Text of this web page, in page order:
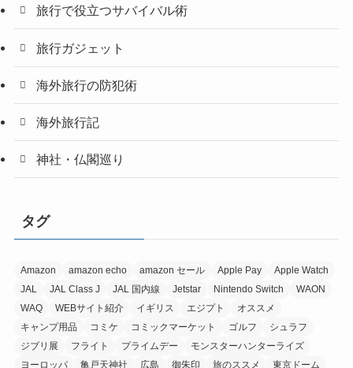
旅行で役立つサバイバル術
旅行ガジェット
海外旅行の防犯術
海外旅行記
神社・仏閣巡り
タグ
Amazon amazon echo amazon セール Apple Pay
Apple Watch
JAL
JAL Class J JAL 国内線 Jetstar Nintendo Switch
WAON
WAQ
WEBサイト紹介 イギリス エジプト
オススメ
キャンプ用品
コミケ コミックマーケット ゴルフ
シュラフ
ジブリ展
フライト プライムデー
モンスターハンターライズ
ヨーロッパ
亀戸天神社 広島 御朱印 旅のススメ 東京ドーム